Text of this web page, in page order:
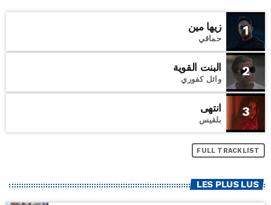
1 زيها مين
حماقي
2 البنت القوية
وائل كفوري
3 انتهى
بلقيس
FULL TRACKLIST
LES PLUS LUS